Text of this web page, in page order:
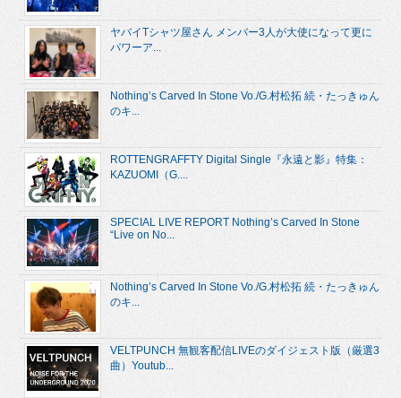
ヤバイTシャツ屋さん メンバー3人が大使になって更に
パワーア...
Nothing’s Carved In Stone Vo./G.村松拓 続・たっきゅん
のキ...
ROTTENGRAFFTY Digital Single『永遠と影』特集：
KAZUOMI（G....
SPECIAL LIVE REPORT Nothing’s Carved In Stone
“Live on No...
Nothing’s Carved In Stone Vo./G.村松拓 続・たっきゅん
のキ...
VELTPUNCH 無観客配信LIVEのダイジェスト版（厳選3
曲）Youtub...